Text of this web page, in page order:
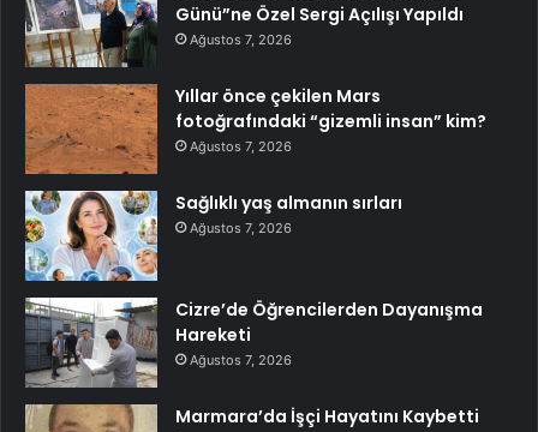
Günü”ne Özel Sergi Açılışı Yapıldı
Ağustos 7, 2026
Yıllar önce çekilen Mars
fotoğrafındaki “gizemli insan” kim?
Ağustos 7, 2026
Sağlıklı yaş almanın sırları
Ağustos 7, 2026
Cizre’de Öğrencilerden Dayanışma
Hareketi
Ağustos 7, 2026
Marmara’da İşçi Hayatını Kaybetti